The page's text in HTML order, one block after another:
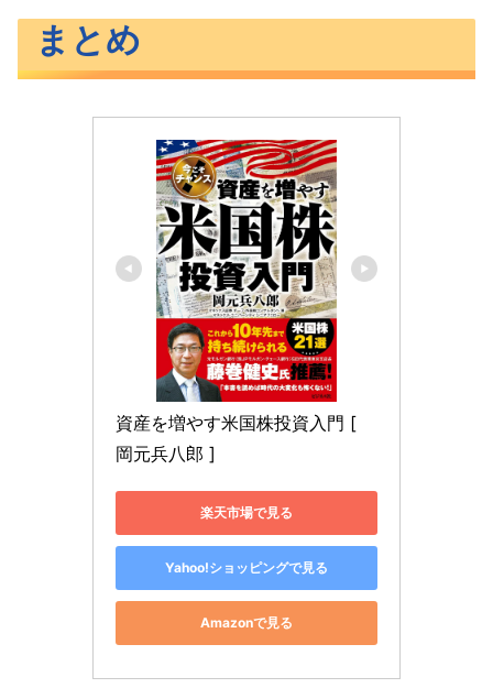
まとめ
資産を増やす米国株投資入門 [
岡元兵八郎 ]
楽天市場で見る
Yahoo!ショッピングで見る
Amazonで見る